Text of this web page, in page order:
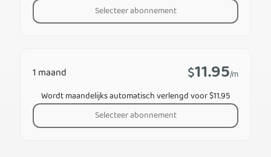
1 maand $11.95/m
Wordt maandelijks automatisch verlengd voor $11.95
Selecteer abonnement
Selecteer abonnement